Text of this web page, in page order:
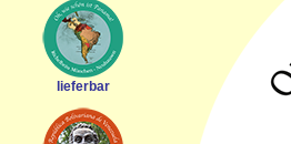
lieferbar